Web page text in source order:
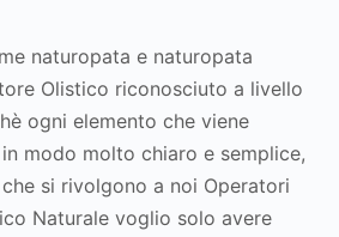
naturopata e naturopata
Olistico riconosciuto a livello
ogni elemento che viene
modo molto chiaro e semplice,
si rivolgono a noi Operatori
Naturale voglio solo avere